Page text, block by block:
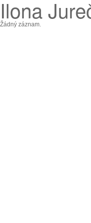
Ilona
Žádný záznam.